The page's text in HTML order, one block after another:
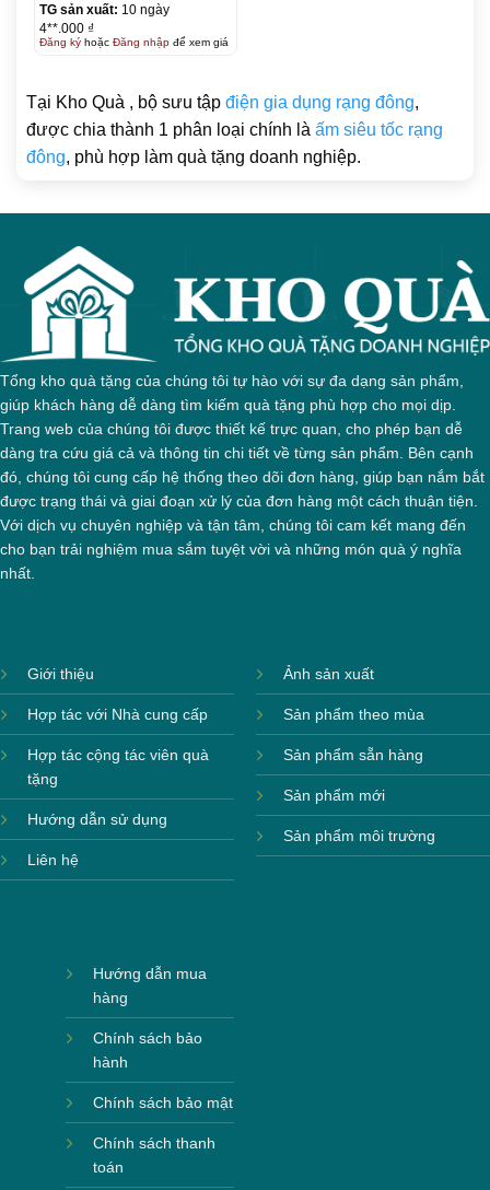
TG sản xuất: 10 ngày
4**.000 ₫
Đăng kýhoặc Đăng nhậpđể xem giá
Tại Kho Quà , bộ sưu tập điện gia dụng rạng đông,
được chia thành 1 phân loại chính là ấm siêu tốc rạng
đông, phù hợp làm quà tặng doanh nghiệp.
Tổng kho quà tặng của chúng tôi tự hào với sự đa dạng sản phẩm,
giúp khách hàng dễ dàng tìm kiếm quà tặng phù hợp cho mọi dịp.
Trang web của chúng tôi được thiết kế trực quan, cho phép bạn dễ
dàng tra cứu giá cả và thông tin chi tiết về từng sản phẩm. Bên cạnh
đó, chúng tôi cung cấp hệ thống theo dõi đơn hàng, giúp bạn nắm bắt
được trạng thái và giai đoạn xử lý của đơn hàng một cách thuận tiện.
Với dịch vụ chuyên nghiệp và tận tâm, chúng tôi cam kết mang đến
cho bạn trải nghiệm mua sắm tuyệt vời và những món quà ý nghĩa
nhất.
Giới thiệu
Hợp tác với Nhà cung cấp
Hợp tác cộng tác viên quà
tặng
Hướng dẫn sử dụng
Liên hệ
Ảnh sản xuất
Sản phẩm theo mùa
Sản phẩm sẵn hàng
Sản phẩm mới
Sản phẩm môi trường
Hướng dẫn mua
hàng
Chính sách bảo
hành
Chính sách bảo mật
Chính sách thanh
toán